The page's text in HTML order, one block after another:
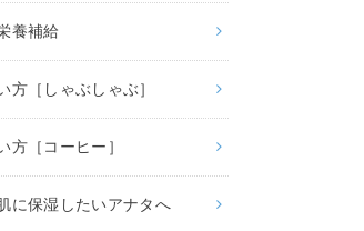
養補給
方［しゃぶしゃぶ］
方［コーヒー］
に保湿したいアナタへ